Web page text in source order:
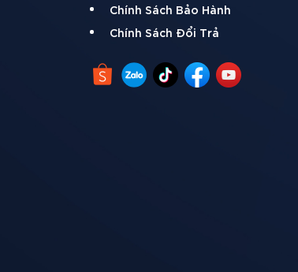
Chính Sách Bảo Hành
Chính Sách Đổi Trả